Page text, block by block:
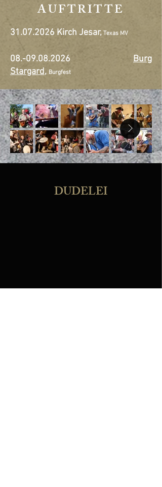
AUFTRITTE
31.07.2026 Kirch Jesar, Texas MV
08.-09.08.2026
Burg
Stargard, Burgfest
DUDELEI